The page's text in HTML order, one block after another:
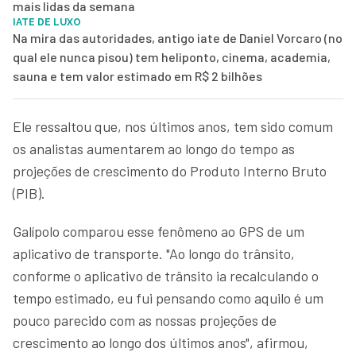
mais lidas da semana
IATE DE LUXO
Na mira das autoridades, antigo iate de Daniel Vorcaro (no
qual ele nunca pisou) tem heliponto, cinema, academia,
sauna e tem valor estimado em R$ 2 bilhões
Ele ressaltou que, nos últimos anos, tem sido comum
os analistas aumentarem ao longo do tempo as
projeções de crescimento do Produto Interno Bruto
(PIB).
Galípolo comparou esse fenômeno ao GPS de um
aplicativo de transporte. "Ao longo do trânsito,
conforme o aplicativo de trânsito ia recalculando o
tempo estimado, eu fui pensando como aquilo é um
pouco parecido com as nossas projeções de
crescimento ao longo dos últimos anos", afirmou,